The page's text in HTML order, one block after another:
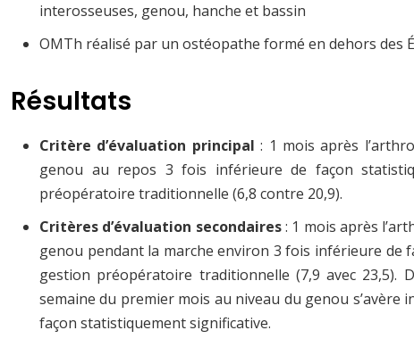
interosseuses, genou, hanche et bassin
OMTh réalisé par un ostéopathe formé en dehors des
Résultats
Critère d’évaluation principal : 1 mois après
genou au repos 3 fois inférieure de façon
préopératoire traditionnelle (6,8 contre 20,9).
Critères d’évaluation secondaires: 1 mois après
genou pendant la marche environ 3 fois inférieure de
gestion préopératoire traditionnelle (7,9 avec 23,5).
semaine du premier mois au niveau du genou
façon statistiquement significative.